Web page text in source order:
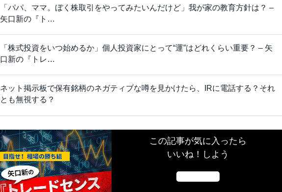
「パパ、ママ。ぼく株取引をやってみたいんだけど」我が家の教育方針は？ –
矢口新の『ト…
「株式投資をいつ始めるか」個人投資家にとって“運”はどれくらい重要？ – 矢
口新の『トレ…
ネット掲示板で保有銘柄のネガティブな噂を見かけたら、IRに電話する？それ
とも無視する？
この記事が気に入ったら
いいね！しよう